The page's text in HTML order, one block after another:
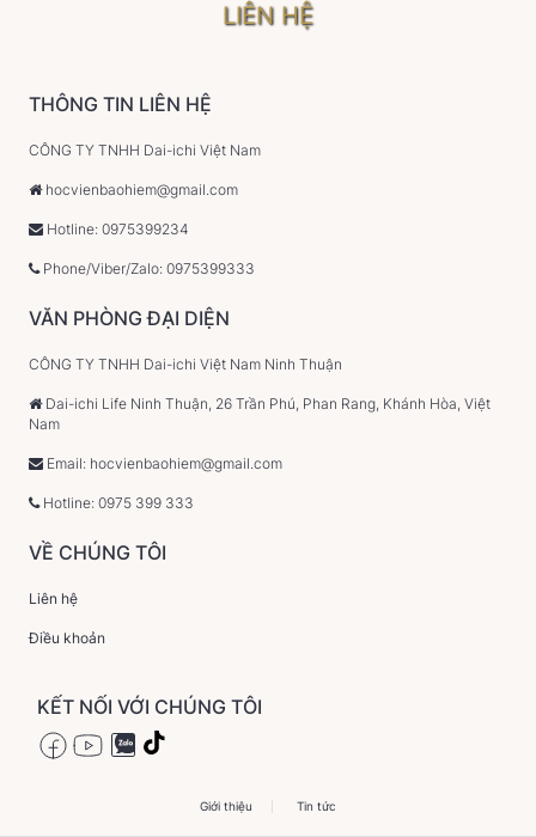
LIÊN HỆ
THÔNG TIN LIÊN HỆ
CÔNG TY TNHH Dai-ichi Việt Nam
hocvienbaohiem@gmail.com
Hotline: 0975399234
Phone/Viber/Zalo: 0975399333
VĂN PHÒNG ĐẠI DIỆN
CÔNG TY TNHH Dai-ichi Việt Nam Ninh Thuận
Dai-ichi Life Ninh Thuận, 26 Trần Phú, Phan Rang, Khánh Hòa, Việt
Nam
Email: hocvienbaohiem@gmail.com
Hotline: 0975 399 333
VỀ CHÚNG TÔI
Liên hệ
Điều khoản
KẾT NỐI VỚI CHÚNG TÔI
Giới thiệu Tin tức